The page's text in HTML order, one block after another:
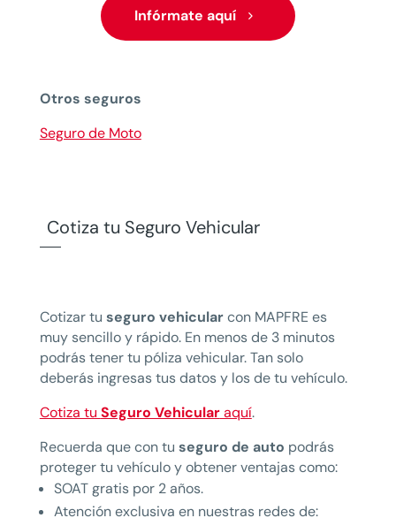
Infórmate aquí
Otros seguros
Seguro de Moto
Cotiza tu Seguro Vehicular
Cotizar tu seguro vehicularcon MAPFRE es
muy sencillo y rápido. En menos de 3 minutos
podrás tener tu póliza vehicular. Tan solo
deberás ingresas tus datos y los de tu vehículo.
Cotiza tu Seguro Vehicularaquí.
Recuerda que con tu seguro de auto podrás
proteger tu vehículo y obtener ventajas como:
SOAT gratis por 2 años.
Atención exclusiva en nuestras redes de: